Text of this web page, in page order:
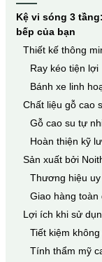
Kệ vi sóng 3
bếp của bạn
Thiết kế thông
Ray kéo tiện lợi
Bánh xe linh
Chất liệu gỗ cao
Gỗ cao su tự
Hoàn thiện kỹ
Sản xuất bởi
Thương hiệu
Giao hàng
Lợi ích khi sử
Tiết kiệm không
Tính thẩm mỹ